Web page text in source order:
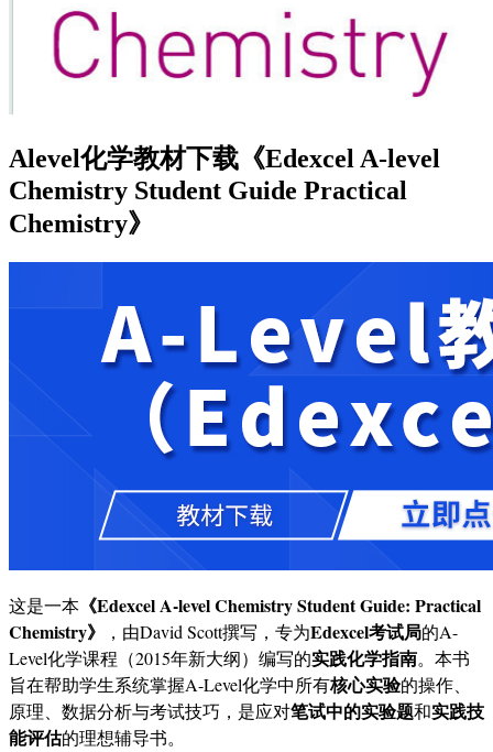
Alevel化学教材下载《Edexcel A-level
Chemistry Student Guide Practical
Chemistry》
这是一本 《Edexcel A-level Chemistry Student Guide: Practical
Chemistry》
，由David Scott撰写，专为Edexcel考试局的A-
Level化学课程（2015年新大纲）编写的实践化学指南。本书
旨在帮助学生系统掌握A-Level化学中所有核心实验的操作、
原理、数据分析与考试技巧，是应对笔试中的实验题和实践技
能评估的理想辅导书。